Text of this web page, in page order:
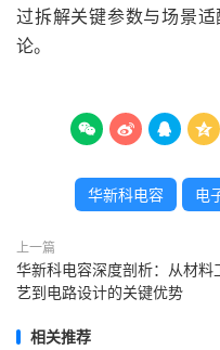
过拆解关键参数与场景
论。
   
华新科电容 电
上一篇
华新科电容深度剖析：从材料
艺到电路设计的关键优势
相关推荐